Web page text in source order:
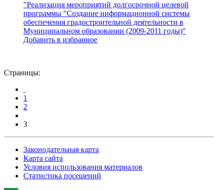
"Реализация мероприятий долгосрочной целевой
программы "Создание информационной системы
обеспечения градостроительной деятельности в
Муниципальном образовании (2009-2011 годы)"
Добавить в избранное
Страницы:
1
2
3
Законодательная карта
Карта сайта
Условия использования материалов
Статистика посещений